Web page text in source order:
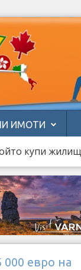
ИМОТИ
купи
000 евро на